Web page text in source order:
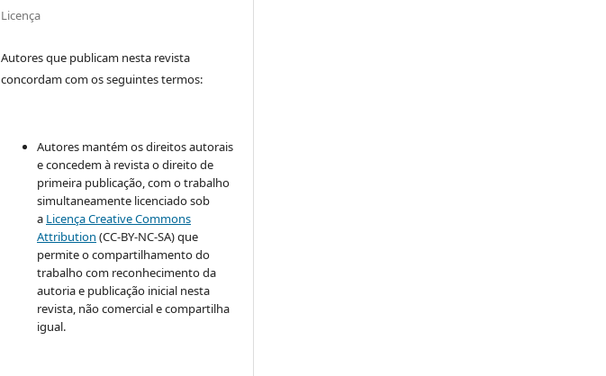
Licença
Autores que publicam nesta revista
concordam com os seguintes termos:
Autores mantém os direitos autorais
e concedem à revista o direito de
primeira publicação, com o trabalho
simultaneamente licenciado sob
a Licença Creative Commons
Attribution (CC-BY-NC-SA) que
permite o compartilhamento do
trabalho com reconhecimento da
autoria e publicação inicial nesta
revista, não comercial e compartilha
igual.